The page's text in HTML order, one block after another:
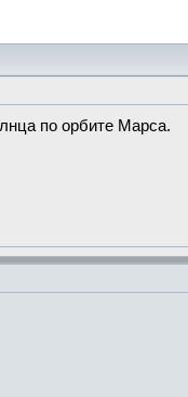
по орбите Марса.